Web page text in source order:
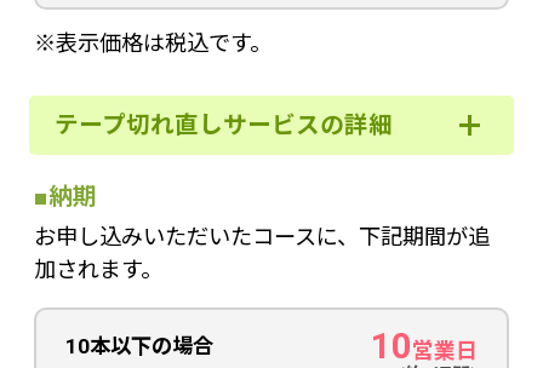
※表示価格は税込です。
テープ切れ直しサービスの詳細
■納期
お申し込みいただいたコースに、下記期間が追
加されます。
10本以下の場合 10営業日